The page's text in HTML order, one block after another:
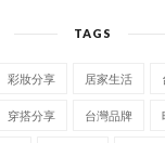
TAGS
彩妝分享 居家生活
穿搭分享 台灣品牌